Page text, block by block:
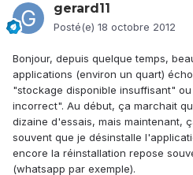
gerard11
Posté(e) 18 octobre 2012
Bonjour, depuis quelque temps,
applications (environ un quart)
"stockage disponible insuffisant"
incorrect". Au début, ça marchait
dizaine d'essais, mais maintenant,
souvent que je désinstalle
encore la réinstallation repose
(whatsapp par exemple).